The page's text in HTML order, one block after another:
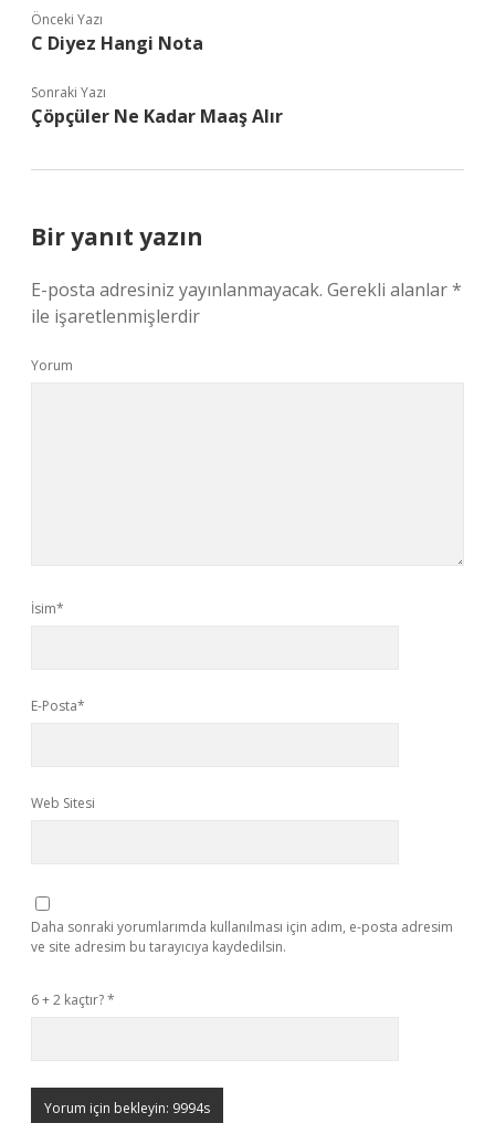
Önceki Yazı
C Diyez Hangi Nota
Sonraki Yazı
Çöpçüler Ne Kadar Maaş Alır
Bir yanıt yazın
E-posta adresiniz yayınlanmayacak. Gerekli alanlar*
ile işaretlenmişlerdir
Yorum
İsim*
E-Posta*
Web Sitesi
Daha sonraki yorumlarımda kullanılması için adım, e-posta adresim
ve site adresim bu tarayıcıya kaydedilsin.
6 + 2 kaçtır?*